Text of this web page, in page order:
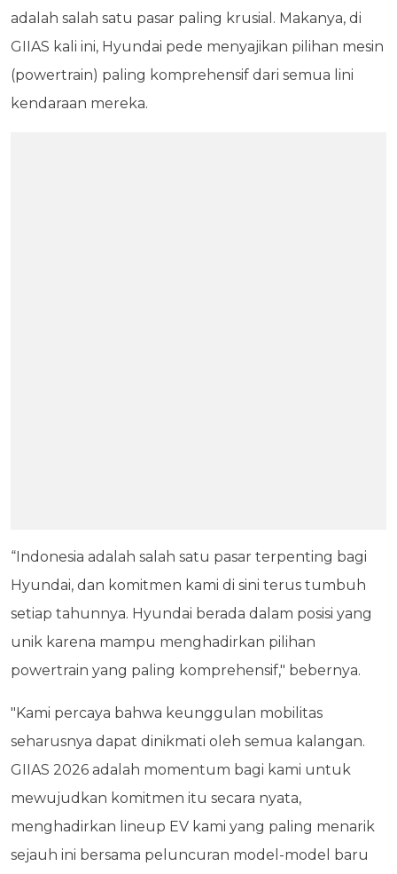
adalah salah satu pasar paling krusial. Makanya, di
GIIAS kali ini, Hyundai pede menyajikan pilihan mesin
(powertrain) paling komprehensif dari semua lini
kendaraan mereka.
“Indonesia adalah salah satu pasar terpenting bagi
Hyundai, dan komitmen kami di sini terus tumbuh
setiap tahunnya. Hyundai berada dalam posisi yang
unik karena mampu menghadirkan pilihan
powertrain yang paling komprehensif," bebernya.
"Kami percaya bahwa keunggulan mobilitas
seharusnya dapat dinikmati oleh semua kalangan.
GIIAS 2026 adalah momentum bagi kami untuk
mewujudkan komitmen itu secara nyata,
menghadirkan lineup EV kami yang paling menarik
sejauh ini bersama peluncuran model-model baru